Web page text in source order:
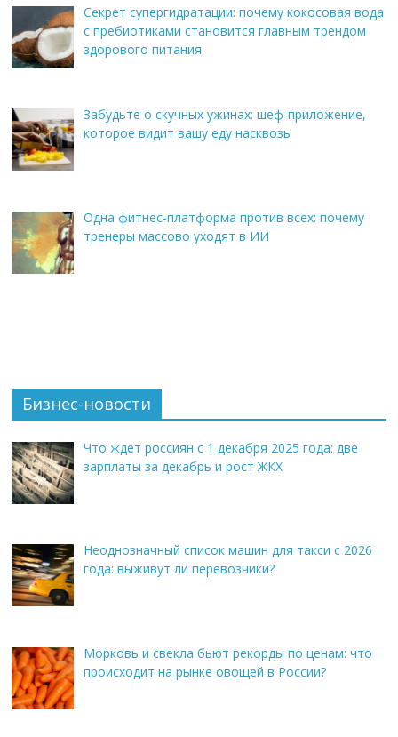
Секрет супергидратации: почему кокосовая вода
с пребиотиками становится главным трендом
здорового питания
Забудьте о скучных ужинах: шеф-приложение,
которое видит вашу еду насквозь
Одна фитнес-платформа против всех: почему
тренеры массово уходят в ИИ
Бизнес-новости
Что ждет россиян с 1 декабря 2025 года: две
зарплаты за декабрь и рост ЖКХ
Неоднозначный список машин для такси с 2026
года: выживут ли перевозчики?
Морковь и свекла бьют рекорды по ценам: что
происходит на рынке овощей в России?